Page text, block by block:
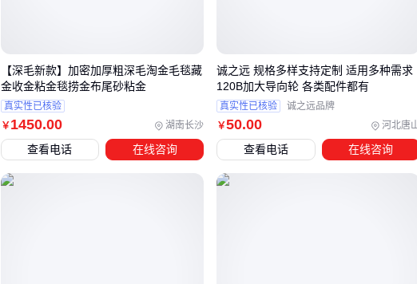
遇到型号不符需求时，可寻找具有相同密封结构和接口形式的
作为替代方案。
三、液压与气动系统如何选择三通快拧？
￥ 1450.00 湖南长沙
【深毛新款】加密加厚粗深毛淘金毛毯藏
金收金粘金毯捞金布尾砂粘金
真实性已核验
查看电话 在线咨询
￥50.00 河北唐
诚之远 规格多样支持定制 适用多种需求
120B加大导向轮 各类配件都有
真实性已核验 诚之远品牌
查看电话 在线咨询